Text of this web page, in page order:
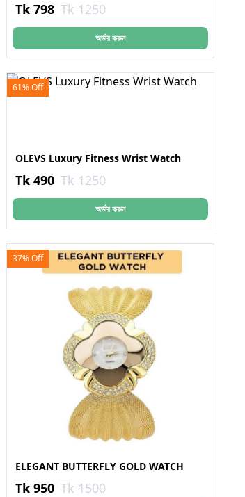
Tk 798 Tk 1250
অর্ডার করুন
61% Off
OLEVS Luxury Fitness Wrist Watch
Tk 490 Tk 1250
অর্ডার করুন
37% Off
ELEGANT BUTTERFLY GOLD WATCH
Tk 950 Tk 1500